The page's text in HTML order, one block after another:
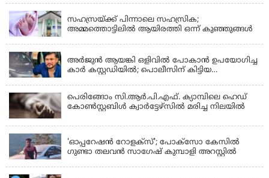
സഹസ്രയ്ക്ക് പിന്നാലെ സഹസ്രിക;
അമ്മത്തൊട്ടിലില്‍ ആയിരത്തി ഒന്ന് കുഞ്ഞുങ്ങള്‍
അർജുൻ ആയങ്കി ഒളിവിൽ പോകാൻ ഉപയോഗിച്ച
കാർ കസ്റ്റഡിയിൽ; പൊലീസിന് കിട്ടിയ
പെരിങ്ങോം സി.ആർ.പി.എഫ്. ക്യാമ്പിലെ ഹെഡ്
കോൺസ്റ്റബിൾ ക്വാർട്ടേഴ്സിൽ മരിച്ച നിലയിൽ
'ഓപ്പറേഷൻ റോളക്സ്'; പോക്സോ കേസിൽ
ഗുണ്ടാ തലവൻ സാഗേഷ് കുമ്പാളി അറസ്റ്റിൽ